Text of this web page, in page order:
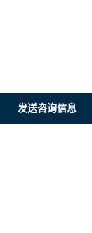
发送咨询信息